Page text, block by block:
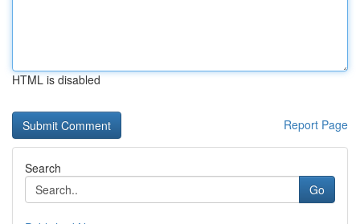
HTML is disabled
Report Page
Search
Go